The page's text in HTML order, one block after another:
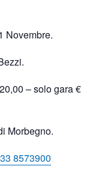
Novembre.
– solo gara €
Morbegno.
8573900